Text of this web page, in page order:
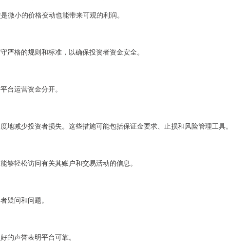
微小的价格变动也能带来可观的利润。
格的规则和标准，以确保投资者资金安全。
台运营资金分开。
减少投资者损失。这些措施可能包括保证金要求、止损和风险管理工具。
轻松访问有关其账户和交易活动的信息。
疑问和问题。
的声誉表明平台可靠。